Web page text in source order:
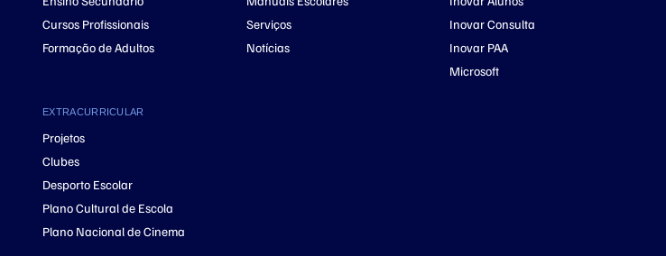
Cursos Profissionais
Formação de Adultos
EXTRACURRICULAR
Projetos
Clubes
Desporto Escolar
Plano Cultural de Escola
Plano Nacional de Cinema
Serviços
Notícias
Inovar Consulta
Inovar PAA
Microsoft